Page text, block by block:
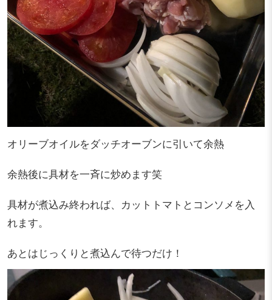
オリーブオイルをダッチオーブンに引いて余熱
余熱後に具材を一斉に炒めます笑
具材が煮込み終われば、カットトマトとコンソメを入
れます。
あとはじっくりと煮込んで待つだけ！